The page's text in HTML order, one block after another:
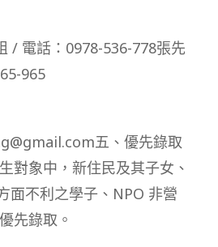
/ 電話：0978-536-778張先
965
五、優先錄取
對象中，新住民及其子女、
面不利之學子、NPO 非營
先錄取。